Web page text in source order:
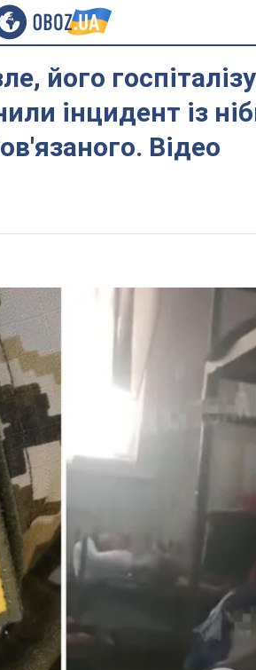
його
інцидент із
Відео